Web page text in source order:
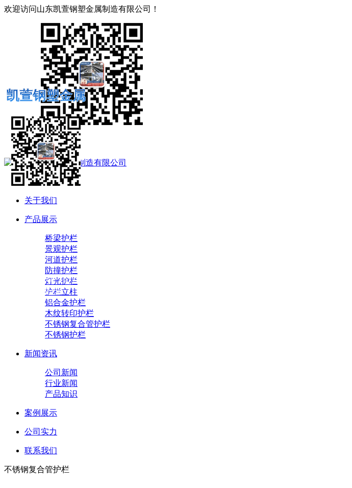
欢迎访问山东凯萱钢塑金属制造有限公司！
微信
联系我们
网站地图
网站首页
关于我们
产品展示
桥梁护栏
景观护栏
河道护栏
防撞护栏
灯光护栏
护栏立柱
铝合金护栏
木纹转印护栏
不锈钢复合管护栏
不锈钢护栏
新闻资讯
公司新闻
行业新闻
产品知识
案例展示
公司实力
联系我们
不锈钢复合管护栏
158-6352-1818
孙经理
凯萱钢塑金属